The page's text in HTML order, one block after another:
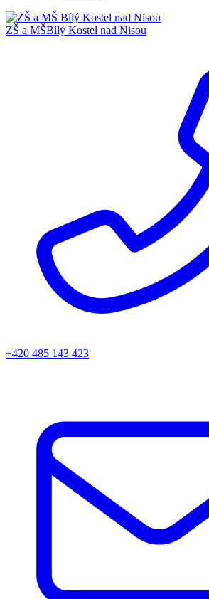
ZŠ a MŠBílý Kostel nad Nisou
+420 485 143 423